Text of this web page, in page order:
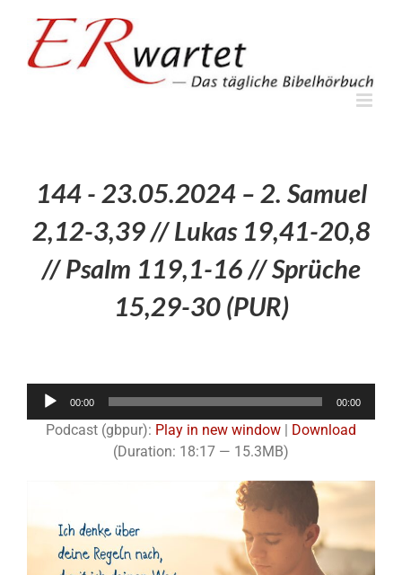
springen
144 - 23.05.2024 – 2. Samuel
2,12-3,39 // Lukas 19,41-20,8
// Psalm 119,1-16 // Sprüche
15,29-30 (PUR)
Audio-
00:00 00:00
Podcast (gbpur): Play in new window
Download
(Duration: 18:17 — 15.3MB)